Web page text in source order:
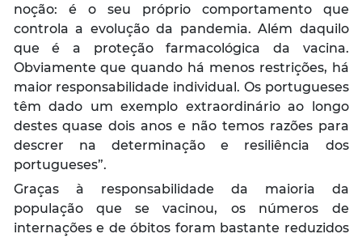
noção: é o seu próprio comportamento que
controla a evolução da pandemia. Além daquilo
que é a proteção farmacológica da vacina.
Obviamente que quando há menos restrições, há
maior responsabilidade individual. Os portugueses
têm dado um exemplo extraordinário ao longo
destes quase dois anos e não temos razões para
descrer na determinação e resiliência dos
portugueses”.
Graças à responsabilidade da maioria da
população que se vacinou, os números de
internações e de óbitos foram bastante reduzidos